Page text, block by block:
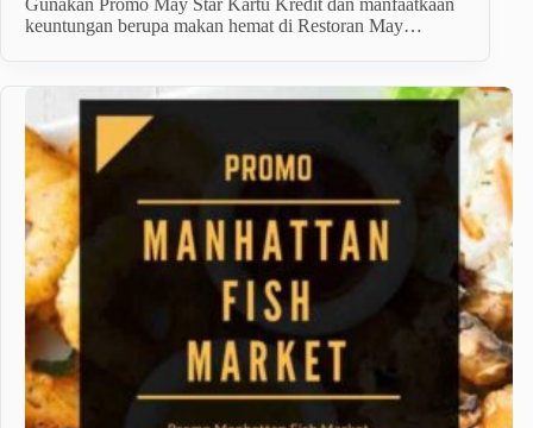
keuntungan berupa makan hemat di Restoran May…